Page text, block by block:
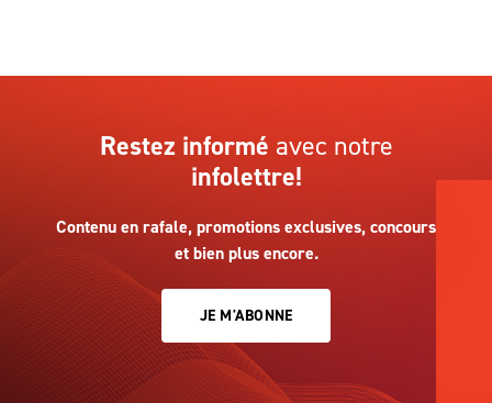
Restez informé avec notre
infolettre!
Contenu en rafale, promotions exclusives, concours
et bien plus encore.
JE M'ABONNE